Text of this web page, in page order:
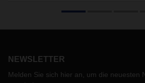
NEWSLETTER
Melden Sie sich hier an, um die neuesten